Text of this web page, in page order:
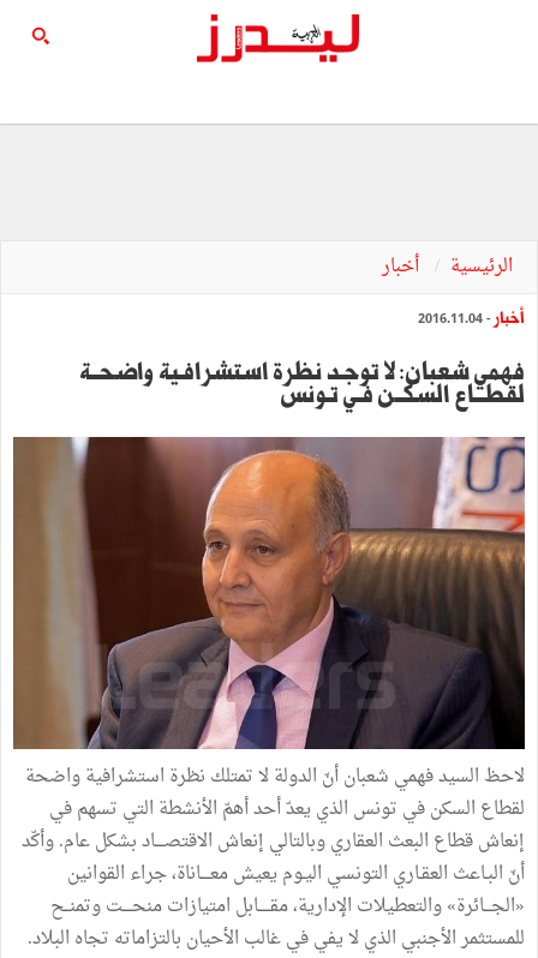
الرئيسية أخبار
أخبار - 2016.11.04
فهمي شعبان: لا توجـد نظرة استشرافـية واضحــة
لقطـــاع السّكــن فـي تـونس
لاحظ السيد فهمي شعبان أنّ الدولة لا تمتلك نظرة استشرافية واضحة
لقطاع السكن في تونس الذي يعدّ أحد أهمّ الأنشطة التي تسهم في
إنعاش قطاع البعث العقاري وبالتالي إنعاش الاقتصــــاد بشكل عام. وأكّد
أنّ البـاعث العقـاري التونسي اليـوم يعيش معــــاناة، جراء القوانين
«الجـــائرة» والتعطيلات الإدارية، مقـــــابل امتيازات منحــــت وتمنــح
للمستثمر الأجنبي الذي لا يفي في غالب الأحيان بالتزاماته تجاه البلاد.